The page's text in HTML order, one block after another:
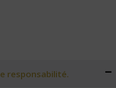
responsabilité.